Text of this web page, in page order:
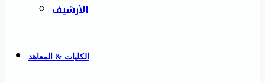
الأرشيف
الكليات & المعاهد